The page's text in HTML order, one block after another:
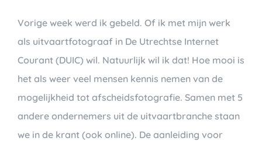
Vorige week werd ik gebeld. Of ik met mijn werk
als uitvaartfotograaf in De Utrechtse Internet
Courant (DUIC) wil. Natuurlijk wil ik dat! Hoe mooi is
het als weer veel mensen kennis nemen van de
mogelijkheid tot afscheidsfotografie. Samen met 5
andere ondernemers uit de uitvaartbranche staan
we in de krant (ook online). De aanleiding voor